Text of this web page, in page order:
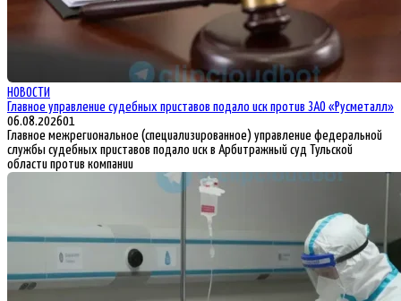
НОВОСТИ
Главное управление судебных приставов подало иск против ЗАО «Русметалл»
06.08.202601
Главное межрегиональное (специализированное) управление федеральной
службы судебных приставов подало иск в Арбитражный суд Тульской
области против компании